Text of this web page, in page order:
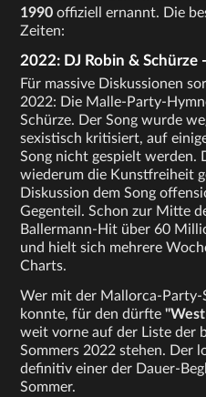
1990 offiziell ernannt. Die
Zeiten:
2022: DJ Robin & Schürze
Für massive Diskussionen
2022: Die Malle-Party-
Schürze. Der Song wurde
sexistisch kritisiert, auf
Song nicht gespielt werden.
wiederum die Kunstfreiheit
Diskussion dem Song
Gegenteil. Schon zur Mitte
Ballermann-Hit über 60
und hielt sich mehrere
Charts.
Wer mit der Mallorca-Party-
konnte, für den dürfte
weit vorne auf der Liste der
Sommers 2022 stehen. Der
definitiv einer der Dauer-
Sommer.